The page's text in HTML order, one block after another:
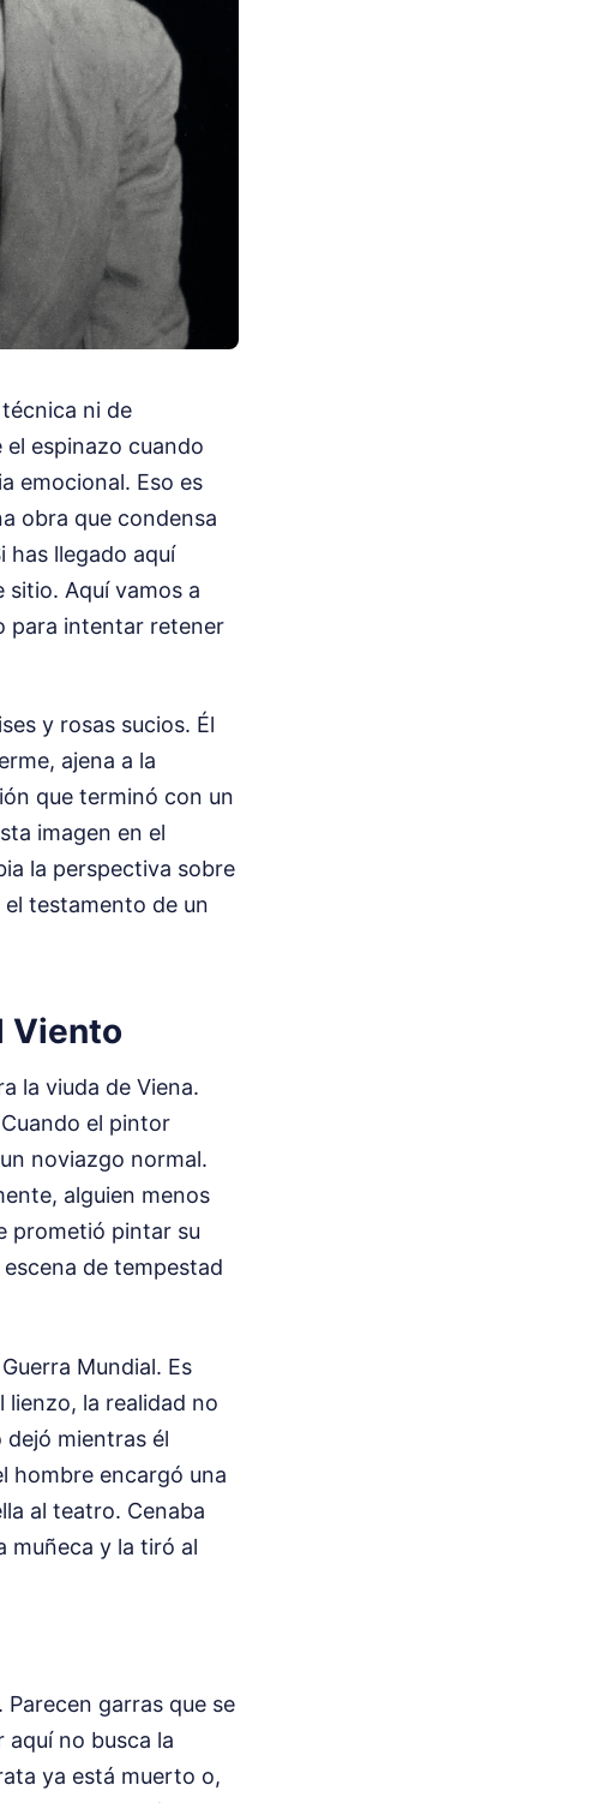
ni de
espinazo cuando
emocional. Eso es
obra que condensa
has llegado aquí
sitio. Aquí vamos a
para intentar retener
y rosas sucios. Él
ajena a la
que terminó con un
imagen en el
la perspectiva sobre
testamento de un
Viento
la viuda de Viena.
el pintor
noviazgo normal.
alguien menos
prometió pintar su
de tempestad
Mundial. Es
lienzo, la realidad no
mientras él
hombre encargó una
al teatro. Cenaba
muñeca y la tiró al
garras que se
aquí no busca la
ya está muerto o,